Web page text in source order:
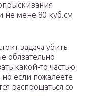
не мене 80 куб.см
задача убить
обязательно
какой-то частью
если пожалеете
распрощаться со